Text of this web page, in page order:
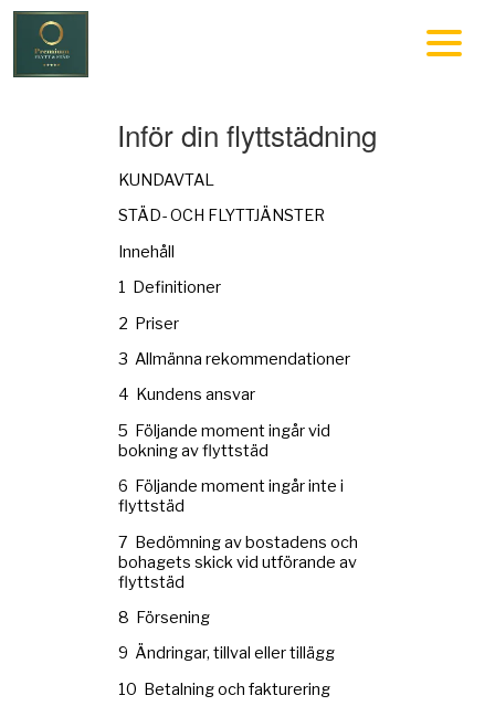
Inför din flyttstädning